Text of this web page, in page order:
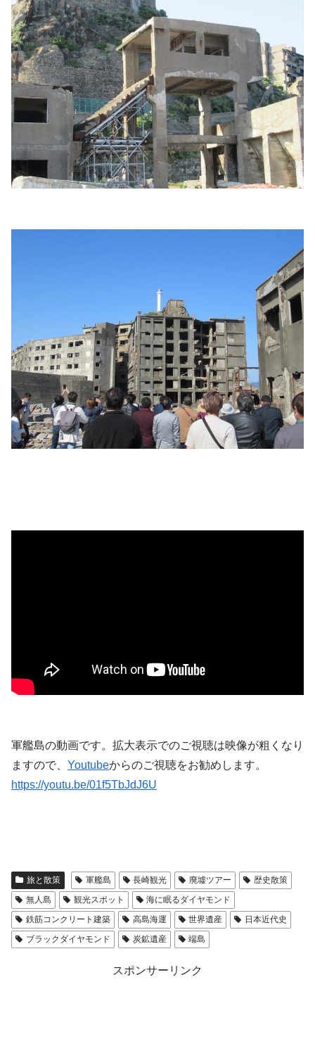
軍艦島の動画です。拡大表示でのご視聴は映像が粗くなり
ますので、 Youtubeからのご視聴をお勧めします。
https://youtu.be/01f5TbJdJ6U
旅と散策 軍艦島 長崎観光 廃墟ツアー
歴史散策
無人島
観光スポット
海に眠るダイヤモンド
鉄筋コンクリート建築
高島海運 世界遺産
日本近代史
ブラックダイヤモンド
炭鉱遺産 端島
スポンサーリンク